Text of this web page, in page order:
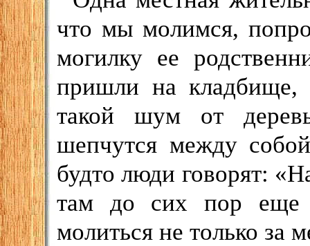
что мы молимся,
могилку ее
пришли на кладбище,
такой шум от
шепчутся между
будто люди говорят:
там до сих пор еще
молиться не только за